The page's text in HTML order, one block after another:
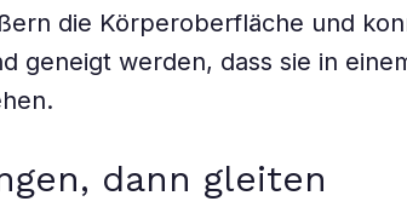
die Körperoberfläche und
geneigt werden, dass sie in
dann gleiten